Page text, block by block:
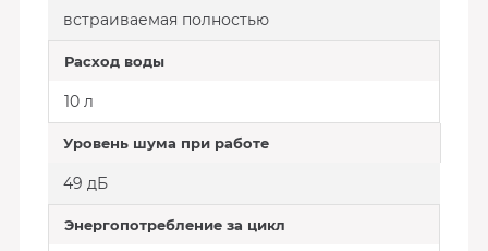
встраиваемая полностью
Расход воды
10 л
Уровень шума при работе
49 дБ
Энергопотребление за цикл